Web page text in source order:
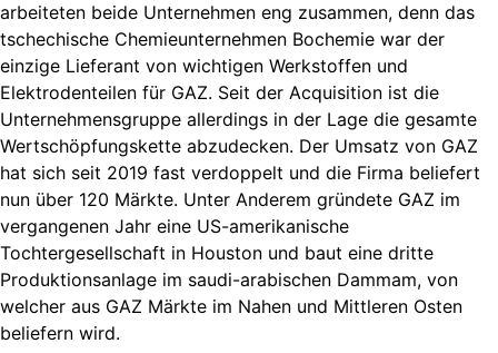
arbeiteten beide Unternehmen eng zusammen, denn das
tschechische Chemieunternehmen Bochemie war der
einzige Lieferant von wichtigen Werkstoffen und
Elektrodenteilen für GAZ. Seit der Acquisition ist die
Unternehmensgruppe allerdings in der Lage die gesamte
Wertschöpfungskette abzudecken. Der Umsatz von GAZ
hat sich seit 2019 fast verdoppelt und die Firma beliefert
nun über 120 Märkte. Unter Anderem gründete GAZ im
vergangenen Jahr eine US-amerikanische
Tochtergesellschaft in Houston und baut eine dritte
Produktionsanlage im saudi-arabischen Dammam, von
welcher aus GAZ Märkte im Nahen und Mittleren Osten
beliefern wird.